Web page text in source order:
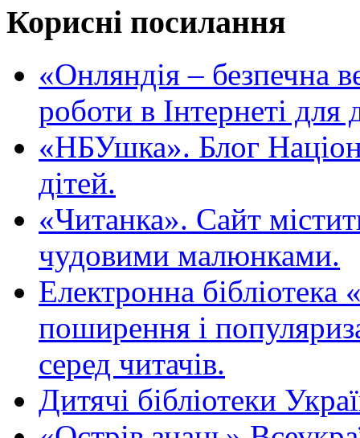
Корисні посилання
«Oнляндія – безпечна
роботи в Інтернеті для
«НБУшка». Блог
дітей.
«Читанка». Сайт
чудовими малюнками.
Електронна
поширення і
серед читачів.
Дитячі бібліотеки